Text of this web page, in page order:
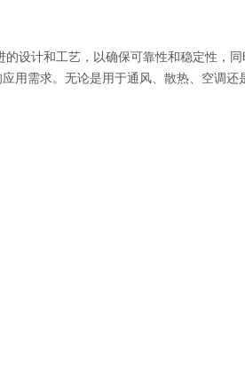
设计和工艺，以确保可靠性和稳定性，同
用需求。无论是用于通风、散热、空调还